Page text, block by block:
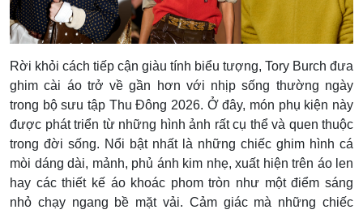
Rời khỏi cách tiếp cận giàu tính biểu tượng, Tory Burch đưa
ghim cài áo trở về gần hơn với nhịp sống thường ngày
trong bộ sưu tập Thu Đông 2026. Ở đây, món phụ kiện này
được phát triển từ những hình ảnh rất cụ thể và quen thuộc
trong đời sống. Nổi bật nhất là những chiếc ghim hình cá
mòi dáng dài, mảnh, phủ ánh kim nhẹ, xuất hiện trên áo len
hay các thiết kế áo khoác phom tròn như một điểm sáng
nhỏ chạy ngang bề mặt vải. Cảm giác mà những chiếc